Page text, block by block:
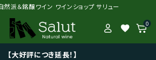
派＆銘醸ワイン ワインショップ サリュー
favorite 0
【大好評につき延長！】